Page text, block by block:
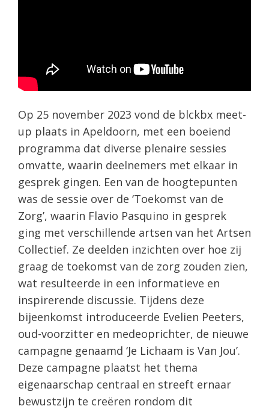
Op 25 november 2023 vond de blckbx meet-
up plaats in Apeldoorn, met een boeiend
programma dat diverse plenaire sessies
omvatte, waarin deelnemers met elkaar in
gesprek gingen. Een van de hoogtepunten
was de sessie over de ‘Toekomst van de
Zorg’, waarin Flavio Pasquino in gesprek
ging met verschillende artsen van het Artsen
Collectief. Ze deelden inzichten over hoe zij
graag de toekomst van de zorg zouden zien,
wat resulteerde in een informatieve en
inspirerende discussie. Tijdens deze
bijeenkomst introduceerde Evelien Peeters,
oud-voorzitter en medeoprichter, de nieuwe
campagne genaamd ‘Je Lichaam is Van Jou’.
Deze campagne plaatst het thema
eigenaarschap centraal en streeft ernaar
bewustzijn te creëren rondom dit